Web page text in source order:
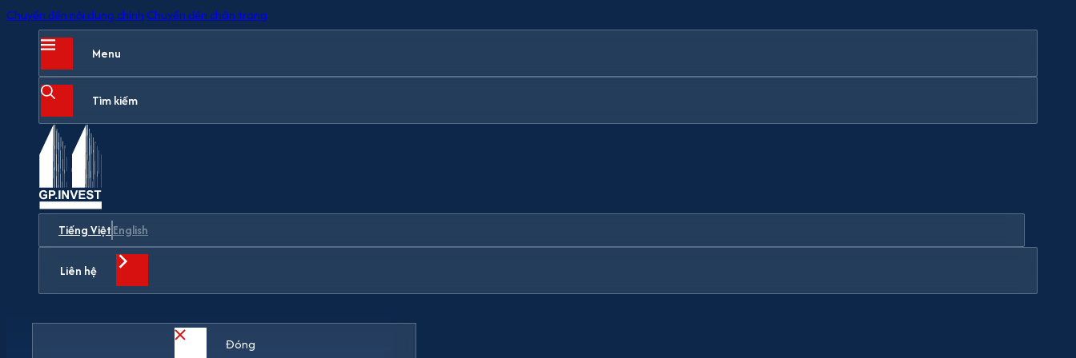
Chuyển đến nội dung chính Chuyển đến chân trang
Menu
Tìm kiếm
Tiếng ViệtEnglish
Liên hệ
Đóng